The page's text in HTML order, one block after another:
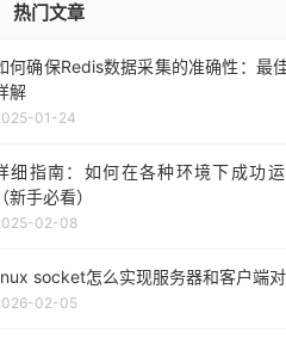
热门文章
何确保Redis数据采集的准确性：最
解
01-24
细指南：如何在各种环境下成功
（新手必看）
02-08
socket怎么实现服务器和客户端
02-05